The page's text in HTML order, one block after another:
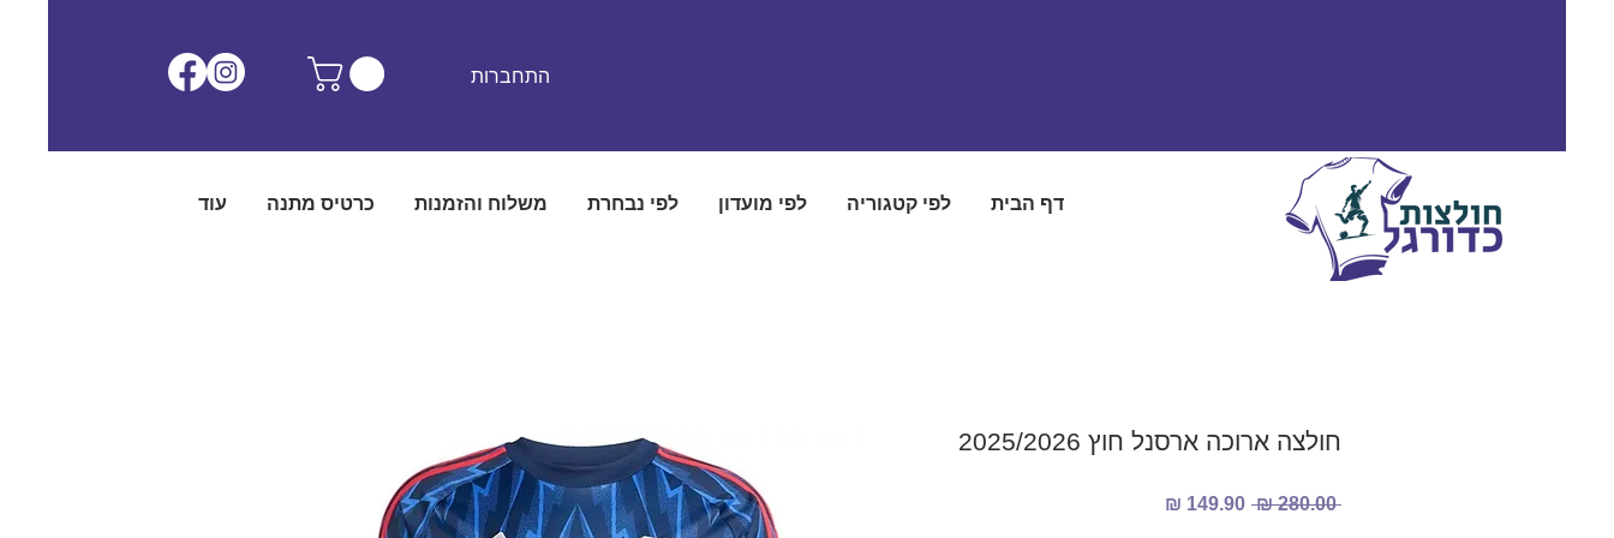
התחברות
דף הבית לפי קטגוריה לפי מועדון לפי נבחרת משלוח והזמנות כרטיס מתנה עוד
חולצה ארוכה ארסנל חוץ 2025/2026
‏280.00 ‏₪
מחיר